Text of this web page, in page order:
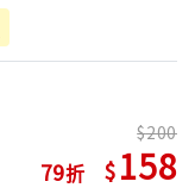
79
200
158